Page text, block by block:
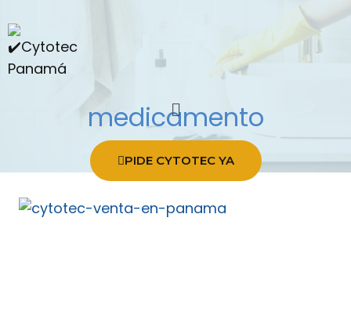
PIDE CYTOTEC YA
medicamento